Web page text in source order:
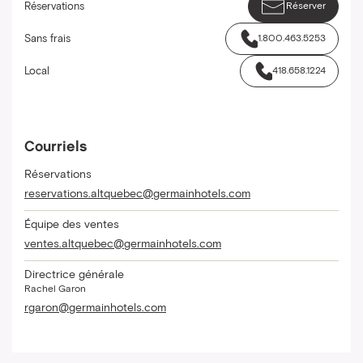
Réservations Réserver
Sans frais 1.800.463.5253
Local 418.658.1224
Courriels
Réservations
reservations.altquebec@germainhotels.com
Équipe des ventes
ventes.altquebec@germainhotels.com
Directrice générale
Rachel Garon
rgaron@germainhotels.com